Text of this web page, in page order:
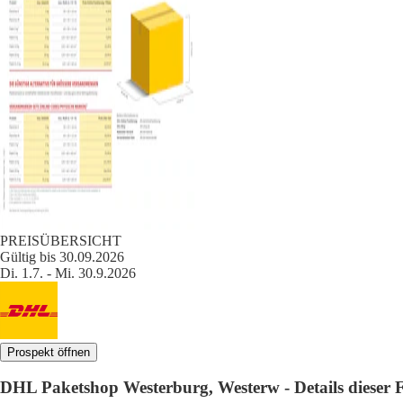
PREISÜBERSICHT
Gültig bis 30.09.2026
Di. 1.7. - Mi. 30.9.2026
Prospekt öffnen
DHL Paketshop Westerburg, Westerw - Details dieser